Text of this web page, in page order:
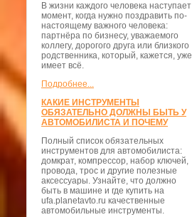
В жизни каждого человека наступает
момент, когда нужно поздравить по-
настоящему важного человека:
партнёра по бизнесу, уважаемого
коллегу, дорогого друга или близкого
родственника, который, кажется, уже
имеет всё.
Подробнее...
КАКИЕ ИНСТРУМЕНТЫ
ОБЯЗАТЕЛЬНО ДОЛЖНЫ БЫТЬ У
АВТОМОБИЛИСТА И ПОЧЕМУ
Полный список обязательных
инструментов для автомобилиста:
домкрат, компрессор, набор ключей,
провода, трос и другие полезные
аксессуары. Узнайте, что должно
быть в машине и где купить на
ufa.planetavto.ru качественные
автомобильные инструменты.